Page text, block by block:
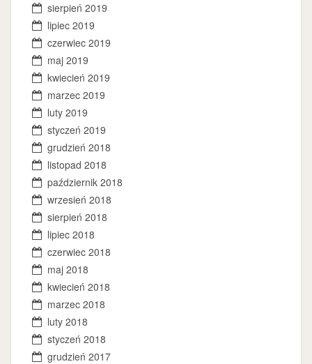
sierpień 2019
lipiec 2019
czerwiec 2019
maj 2019
kwiecień 2019
marzec 2019
luty 2019
styczeń 2019
grudzień 2018
listopad 2018
październik 2018
wrzesień 2018
sierpień 2018
lipiec 2018
czerwiec 2018
maj 2018
kwiecień 2018
marzec 2018
luty 2018
styczeń 2018
grudzień 2017